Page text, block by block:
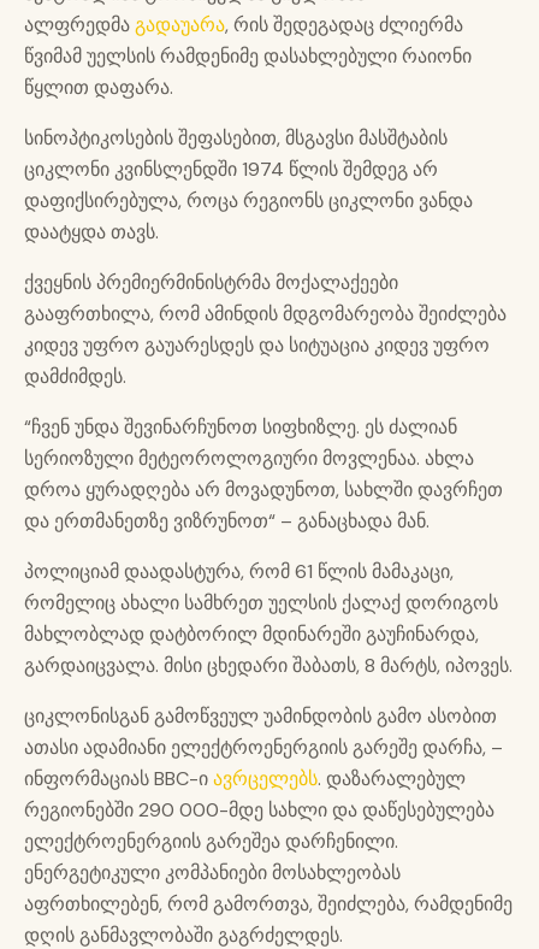
ალფრედმაგადაუარა, რის შედეგადაც ძლიერმა
წვიმამ უელსის რამდენიმე დასახლებული რაიონი
წყლით დაფარა.
სინოპტიკოსების შეფასებით, მსგავსი მასშტაბის
ციკლონი კვინსლენდში 1974 წლის შემდეგ არ
დაფიქსირებულა, როცა რეგიონს ციკლონი ვანდა
დაატყდა თავს.
ქვეყნის პრემიერმინისტრმა მოქალაქეები
გააფრთხილა, რომ ამინდის მდგომარეობა შეიძლება
კიდევ უფრო გაუარესდეს და სიტუაცია კიდევ უფრო
დამძიმდეს.
“ჩვენ უნდა შევინარჩუნოთ სიფხიზლე. ეს ძალიან
სერიოზული მეტეოროლოგიური მოვლენაა. ახლა
დროა ყურადღება არ მოვადუნოთ, სახლში დავრჩეთ
და ერთმანეთზე ვიზრუნოთ“ – განაცხადა მან.
პოლიციამ დაადასტურა, რომ 61 წლის მამაკაცი,
რომელიც ახალი სამხრეთ უელსის ქალაქ დორიგოს
მახლობლად დატბორილ მდინარეში გაუჩინარდა,
გარდაიცვალა. მისი ცხედარი შაბათს, 8 მარტს, იპოვეს.
ციკლონისგან გამოწვეულ უამინდობის გამო ასობით
ათასი ადამიანი ელექტროენერგიის გარეშე დარჩა, –
ინფორმაციას BBC-იავრცელებს. დაზარალებულ
რეგიონებში 290 000-მდე სახლი და დაწესებულება
ელექტროენერგიის გარეშეა დარჩენილი.
ენერგეტიკული კომპანიები მოსახლეობას
აფრთხილებენ, რომ გამორთვა, შეიძლება, რამდენიმე
დღის განმავლობაში გაგრძელდეს.